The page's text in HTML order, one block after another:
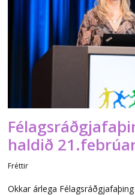
haldið
Fréttir
Okkar árlega